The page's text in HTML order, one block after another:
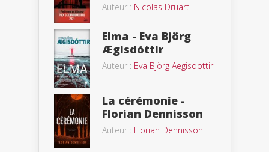
Auteur : Nicolas Druart
Elma - Eva Björg
Ægisdóttir
Auteur : Eva Björg Aegisdottir
La cérémonie -
Florian Dennisson
Auteur : Florian Dennisson